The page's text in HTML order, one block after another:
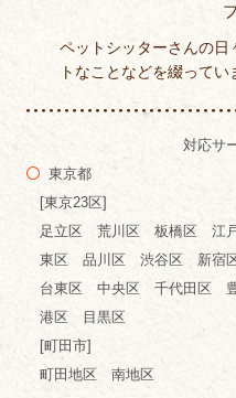
ペットシッターさんの日
トなことなどを綴ってい
対応サ
東京都
[東京23区]
足立区 荒川区 板橋区 江
東区 品川区 渋谷区 新宿
台東区 中央区 千代田区
港区 目黒区
[町田市]
町田地区 南地区